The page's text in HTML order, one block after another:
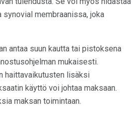
synovial membraanissa, joka
antaa suun kautta tai pistoksena
mukaisesti.
haittavaikutusten lisäksi
käyttö voi johtaa maksaan.
maksan toimintaan.